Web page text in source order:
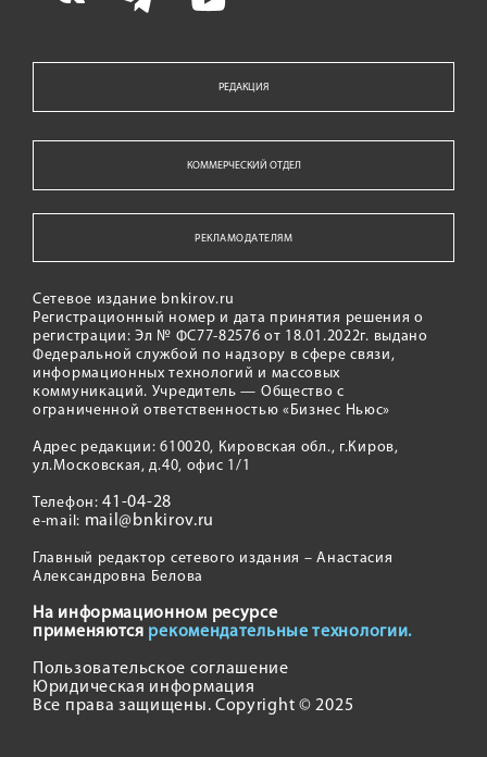
РЕДАКЦИЯ
КОММЕРЧЕСКИЙ ОТДЕЛ
РЕКЛАМОДАТЕЛЯМ
Сетевое издание bnkirov.ru
Регистрационный номер и дата принятия решения о
регистрации: Эл № ФС77-82576 от 18.01.2022г. выдано
Федеральной службой по надзору в сфере связи,
информационных технологий и массовых
коммуникаций. Учредитель — Общество с
ограниченной ответственностью «Бизнес Ньюс»
Адрес редакции: 610020, Кировская обл., г.Киров,
ул.Московская, д.40, офис 1/1
Телефон:41-04-28
e-mail: mail@bnkirov.ru
Главный редактор сетевого издания – Анастасия
Александровна Белова
На информационном ресурсе
применяются рекомендательные технологии.
Пользовательское соглашение
Юридическая информация
Все права защищены. Copyright © 2025